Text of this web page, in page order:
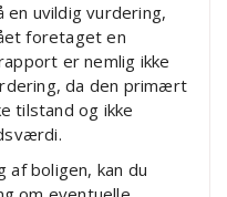
uvildig vurdering,
foretaget en
er nemlig ikke
da den primært
tilstand og ikke
af boligen, kan du